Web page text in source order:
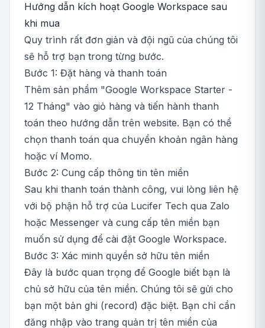
Hướng dẫn kích hoạt Google Workspace sau
khi mua
Quy trình rất đơn giản và đội ngũ của chúng tôi
sẽ hỗ trợ bạn trong từng bước.
Bước 1: Đặt hàng và thanh toán
Thêm sản phẩm "Google Workspace Starter -
12 Tháng" vào giỏ hàng và tiến hành thanh
toán theo hướng dẫn trên website. Bạn có thể
chọn thanh toán qua chuyển khoản ngân hàng
hoặc ví Momo.
Bước 2: Cung cấp thông tin tên miền
Sau khi thanh toán thành công, vui lòng liên hệ
với bộ phận hỗ trợ của Lucifer Tech qua Zalo
hoặc Messenger và cung cấp tên miền bạn
muốn sử dụng để cài đặt Google Workspace.
Bước 3: Xác minh quyền sở hữu tên miền
Đây là bước quan trọng để Google biết bạn là
chủ sở hữu của tên miền. Chúng tôi sẽ gửi cho
bạn một bản ghi (record) đặc biệt. Bạn chỉ cần
đăng nhập vào trang quản trị tên miền của